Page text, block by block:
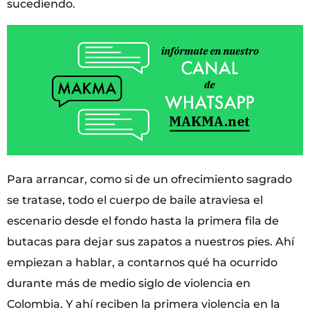
sucediendo.
Para arrancar, como si de un ofrecimiento sagrado
se tratase, todo el cuerpo de baile atraviesa el
escenario desde el fondo hasta la primera fila de
butacas para dejar sus zapatos a nuestros pies. Ahí
empiezan a hablar, a contarnos qué ha ocurrido
durante más de medio siglo de violencia en
Colombia. Y ahí reciben la primera violencia en la